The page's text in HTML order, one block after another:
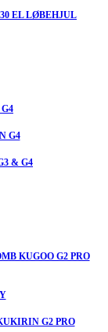
EL LØBEHJUL
G4
& G4
KUGOO G2 PRO
G2 PRO